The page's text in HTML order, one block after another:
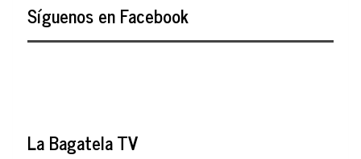
Síguenos en Facebook
La Bagatela TV